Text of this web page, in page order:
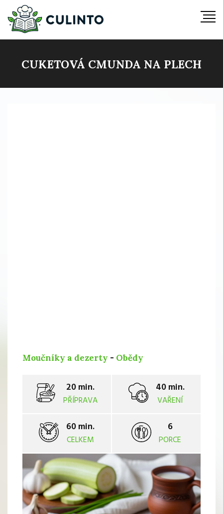
CUKETOVÁ CMUNDA NA PLECH
Moučníky a dezerty - Obědy
20 min.
PŘÍPRAVA
40 min.
VAŘENÍ
60 min.
CELKEM
6
PORCE